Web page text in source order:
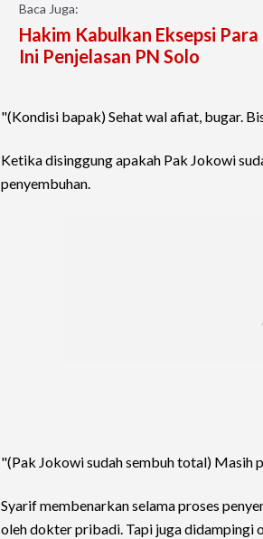
Baca Juga:
Hakim Kabulkan Eksepsi
Ini Penjelasan PN Solo
"(Kondisi bapak) Sehat wal afiat, bugar.
Ketika disinggung apakah Pak Jokowi
penyembuhan.
"(Pak Jokowi sudah sembuh total) Masih
Syarif membenarkan selama proses
oleh dokter pribadi. Tapi juga didampingi